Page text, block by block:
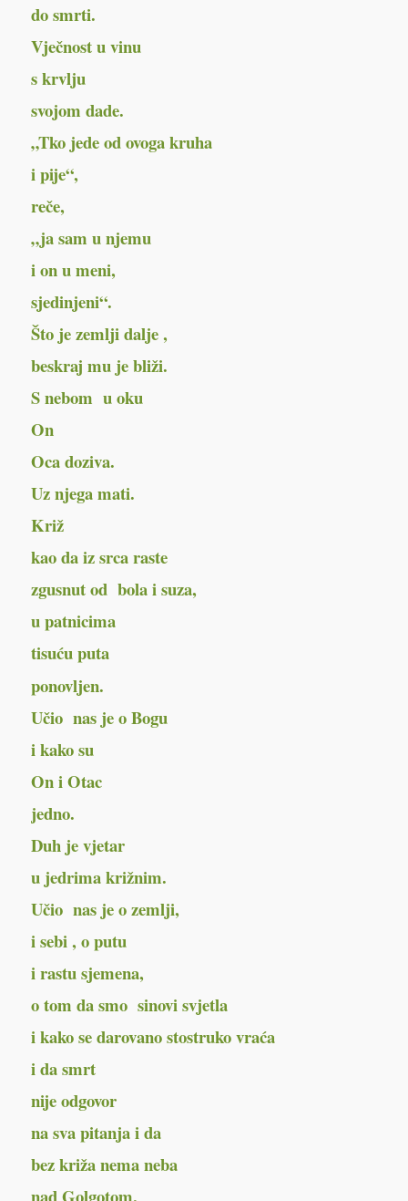
do smrti.
Vječnost u vinu
s krvlju
svojom dade.
„Tko jede od ovoga kruha
i pije“,
reče,
„ja sam u njemu
i on u meni,
sjedinjeni“.
Što je zemlji dalje ,
beskraj mu je bliži.
S nebom u oku
On
Oca doziva.
Uz njega mati.
Križ
kao da iz srca raste
zgusnut od bola i suza,
u patnicima
tisuću puta
ponovljen.
Učio nas je o Bogu
i kako su
On i Otac
jedno.
Duh je vjetar
u jedrima križnim.
Učio nas je o zemlji,
i sebi , o putu
i rastu sjemena,
o tom da smo sinovi svjetla
i kako se darovano stostruko vraća
i da smrt
nije odgovor
na sva pitanja i da
bez križa nema neba